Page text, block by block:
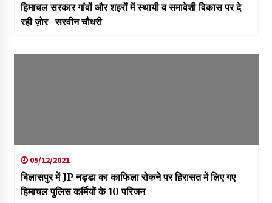
हिमाचल सरकार गांवों और शहरों में स्थायी व समावेशी विकास पर दे
रही ज़ोर- सरवीन चौधरी
05/12/2021
बिलासपुर में JP नड्डा का काफिला रोकने पर हिरासत में लिए गए
हिमाचल पुलिस कर्मियों के 10 परिजन